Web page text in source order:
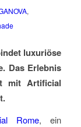
,
luxuriöse
Das Erlebnis
mit Artificial
Rome, ein